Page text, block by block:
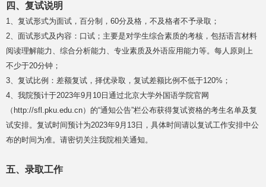
四、复试说明
1、复试形式为面试，百分制，60分及格，不及格者不予录取；
2、面试形式及内容：口试；主要是对学生综合素质的考核，包括语言材料
阅读理解能力、综合分析能力、专业素质及外语应用能力等。每人原则上
不少于20分钟；
3、复试比例：差额复试，择优录取，复试差额比例不低于120%；
4、我院预计于2023年9月10日通过北京大学外国语学院官网
（http://sfl.pku.edu.cn）的“通知公告”栏公布获得复试资格的考生名单及复
试安排。复试时间预计为2023年9月13日，具体时间请以复试工作安排中公
布的时间为准。请密切关注我院相关通知。
五、录取工作